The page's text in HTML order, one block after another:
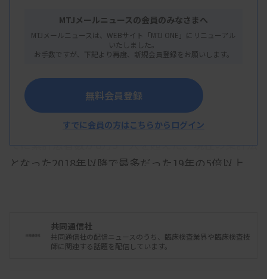
治療を難しくしている。感染研細菌第二部の大塚菜
緒・第一室長は「感染したのが耐性菌かどうかはす
ぐには分からない。だが既に全国へまん延してお
り、耐性菌の可能性も考えて治療に当たる必要があ
る」と話している。
百日ぜきは激しいせきが特徴で、今年は11月9日ま
でに累計患者数が8万5千人を超えた。現在の集計法
となった2018年以降で最多だった19年の5倍以上
感染研は、全国にある地方衛生研究所の半数ほどに
MTJメールニュースの会員のみなさまへ
MTJメールニュースは、WEBサイト「MTJ ONE」にリニューアル
いたしました。
お手数ですが、下記より再度、新規会員登録をお願いします。
無料会員登録
すでに会員の方はこちらからログイン
共同通信社
共同通信社の配信ニュースのうち、臨床検査業界や臨床検査技
師に関連する話題を配信しています。